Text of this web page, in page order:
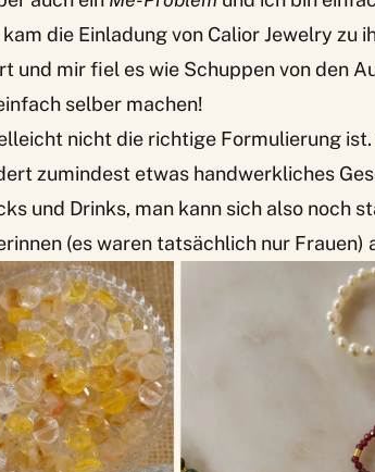
die Einladung von Calior Jewelry zu
und mir fiel es wie Schuppen von den
selber machen!
nicht die richtige Formulierung ist.
zumindest etwas handwerkliches
und Drinks, man kann sich also noch
(es waren tatsächlich nur Frauen)